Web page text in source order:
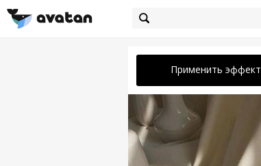
Применить эффект